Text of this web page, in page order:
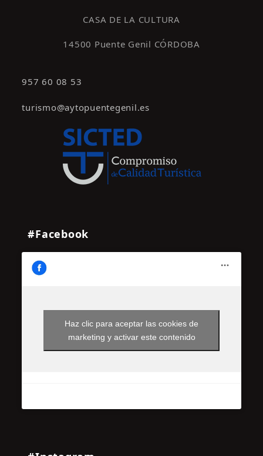
CASA DE LA CULTURA
14500 Puente Genil CÓRDOBA
957 60 08 53
turismo@aytopuentegenil.es
#Facebook
Haz clic para aceptar las cookies de
marketing y activar este contenido